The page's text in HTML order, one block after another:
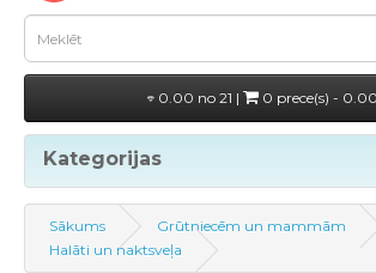
0.00 no 21 | 0 prece(s) -
Kategorijas
Sākums
Grūtniecēm un mammām
Halāti un naktsveļa